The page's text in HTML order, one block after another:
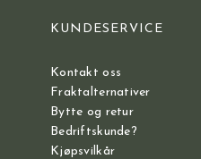
KUNDESERVICE
Kontakt oss
Fraktalternativer
Bytte og retur
Bedriftskunde?
Kjøpsvilkår